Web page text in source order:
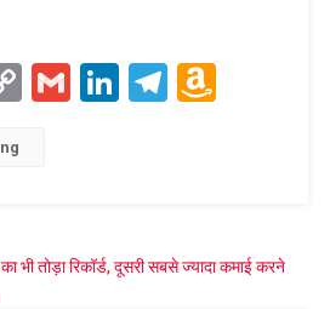
CopyGmailLinkedIn
Telegram